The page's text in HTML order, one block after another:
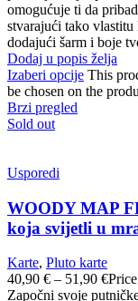
omogućuje ti da
stvarajući tako vlastitu
dodajući šarm i boje
Dodaj u popis želja
Izaberi opcije This
be chosen on the
Brzi pregled
Sold out
Usporedi
WOODY MAP
koja svijetli u
Karte, Pluto karte
40,90 € – 51,90 €
Započni svoje